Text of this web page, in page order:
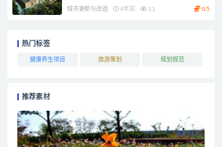
城市更新与改造 4年前 13 0.5
热门标签
健康养生项目 旅游策划 规划规范
推荐素材